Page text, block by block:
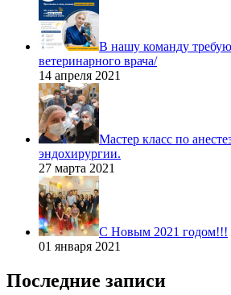
В нашу команду
ветеринарного врача/
14 апреля 2021
Мастер класс по
эндохирургии.
27 марта 2021
С Новым 2021 годом!!!
01 января 2021
Последние записи